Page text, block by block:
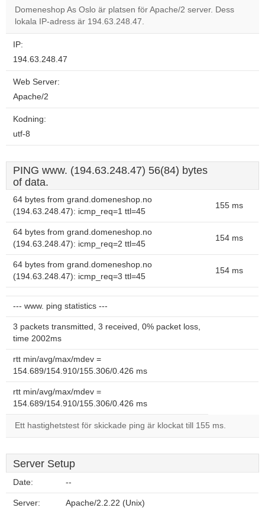
own this
OK
Domeneshop As Oslo är platsen för Apache/2 server. Dess
lokala IP-adress är 194.63.248.47.
IP:
194.63.248.47
Web Server:
Apache/2
Kodning:
utf-8
PING www. (194.63.248.47) 56(84) bytes
of data.
64 bytes from grand.domeneshop.no
(194.63.248.47): icmp_req=1 ttl=45
155 ms
64 bytes from grand.domeneshop.no
(194.63.248.47): icmp_req=2 ttl=45
154 ms
64 bytes from grand.domeneshop.no
(194.63.248.47): icmp_req=3 ttl=45
154 ms
--- www. ping statistics ---
3 packets transmitted, 3 received, 0% packet loss,
time 2002ms
rtt min/avg/max/mdev =
154.689/154.910/155.306/0.426 ms
rtt min/avg/max/mdev =
154.689/154.910/155.306/0.426 ms
Ett hastighetstest för skickade ping är klockat till 155 ms.
Server Setup
Date: --
Server: Apache/2.2.22 (Unix)